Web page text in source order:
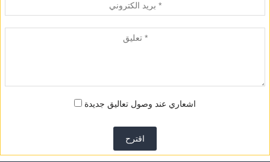
اشعاري عند وصول تعاليق جديدة
اقترح